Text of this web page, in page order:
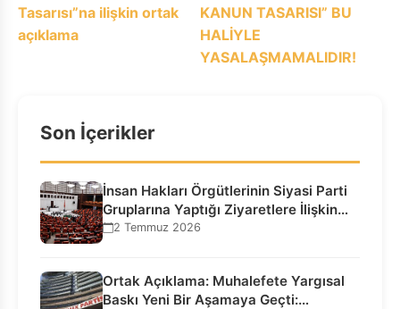
Tasarısı”na ilişkin ortak
açıklama
KANUN TASARISI” BU
HALİYLE
YASALAŞMAMALIDIR!
Son İçerikler
İnsan Hakları Örgütlerinin Siyasi Parti
Gruplarına Yaptığı Ziyaretlere İlişkin
Bilgilendirme…
2 Temmuz 2026
Ortak Açıklama: Muhalefete Yargısal
Baskı Yeni Bir Aşamaya Geçti: